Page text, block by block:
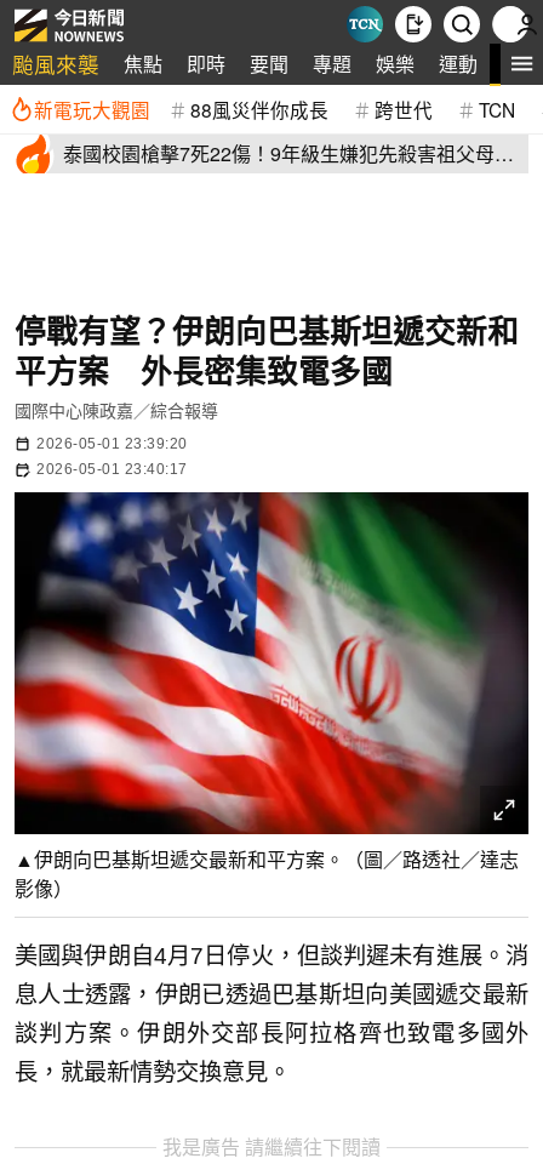
颱風來襲 焦點 即時 要聞 專題 娛樂 運動 全
新電玩大觀園 88風災伴你成長 跨世代 TCN
泰國校園槍擊7死22傷！9年級生嫌犯先殺害祖父母再
停戰有望？伊朗向巴基斯坦遞交新和
平方案 外長密集致電多國
國際中心陳政嘉／綜合報導
2026-05-01 23:39:20
2026-05-01 23:40:17
▲伊朗向巴基斯坦遞交最新和平方案。（圖／路透社／達志
影像）
美國與伊朗自4月7日停火，但談判遲未有進展。消
息人士透露，伊朗已透過巴基斯坦向美國遞交最新
談判方案。伊朗外交部長阿拉格齊也致電多國外
長，就最新情勢交換意見。
我是廣告 請繼續往下閱讀